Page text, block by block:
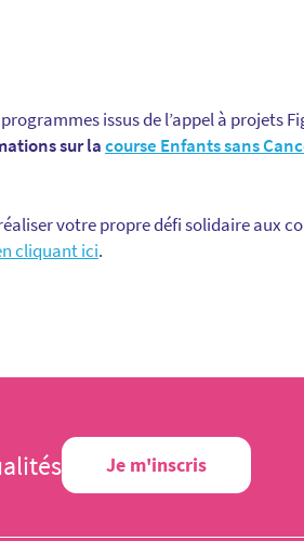
issus de l’appel à projets
sur lacourse Enfants sans
votre propre défi solidaire aux
cliquant ici.
Je m'inscris